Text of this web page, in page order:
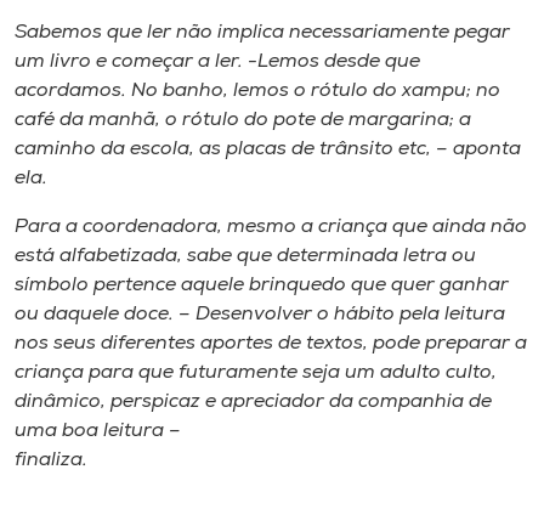
Sabemos que ler não implica necessariamente pegar
um livro e começar a ler. -Lemos desde que
acordamos. No banho, lemos o rótulo do xampu; no
café da manhã, o rótulo do pote de margarina; a
caminho da escola, as placas de trânsito etc, – aponta
ela.
Para a coordenadora, mesmo a criança que ainda não
está alfabetizada, sabe que determinada letra ou
símbolo pertence aquele brinquedo que quer ganhar
ou daquele doce. – Desenvolver o hábito pela leitura
nos seus diferentes aportes de textos, pode preparar a
criança para que futuramente seja um adulto culto,
dinâmico, perspicaz e apreciador da companhia de
uma boa leitura –
finaliza.